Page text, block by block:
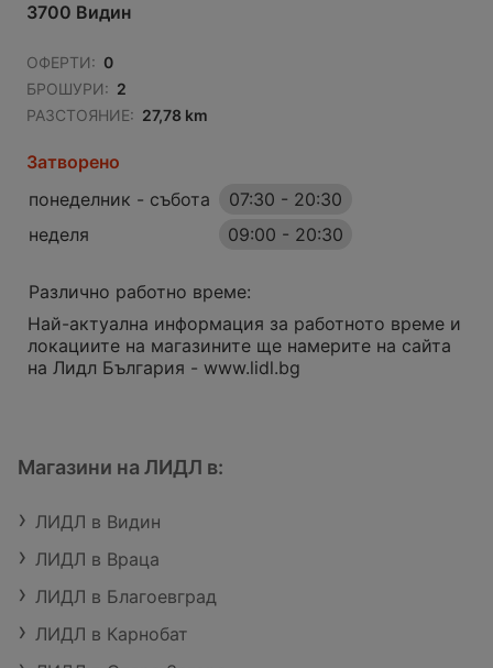
3700 Видин
ОФЕРТИ: 0
БРОШУРИ: 2
РАЗСТОЯНИЕ: 27,78 km
Затворено
понеделник - събота
07:30 - 20:30
неделя
09:00 - 20:30
Различно работно време:
Най-актуална информация за работното време и
локациите на магазините ще намерите на сайта
на Лидл България - www.lidl.bg
Магазини на ЛИДЛ в:
ЛИДЛ в Видин
ЛИДЛ в Враца
ЛИДЛ в Благоевград
ЛИДЛ в Карнобат